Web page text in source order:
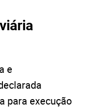
e
para execução